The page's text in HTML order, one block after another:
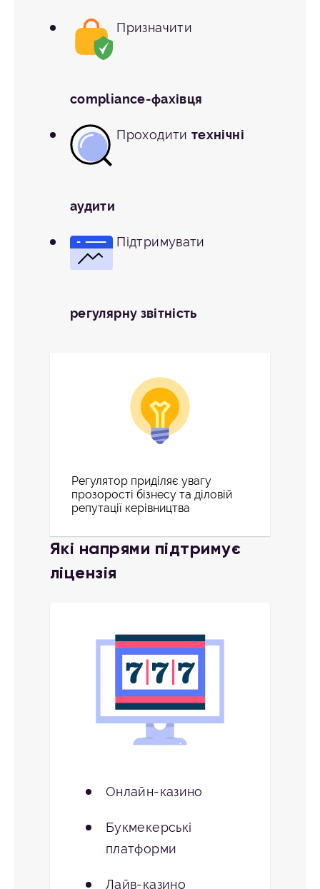
Призначити
compliance-фахівця
Проходити технічні
аудити
Підтримувати
регулярну звітність
Регулятор приділяє увагу
прозорості бізнесу та діловій
репутації керівництва
Які напрями підтримує
ліцензія
Онлайн-казино
Букмекерські
платформи
Лайв-казино